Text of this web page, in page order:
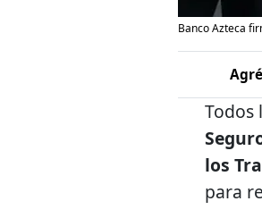
Banco Azteca
Todos
los
para